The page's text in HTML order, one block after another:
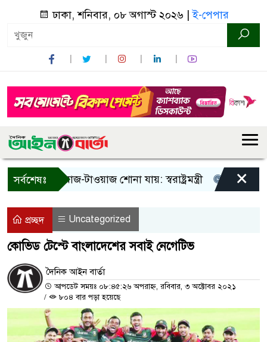
ঢাকা, শনিবার, ০৮ অগাস্ট ২০২৬ |ই-পেপার
সর্বশেষঃ
শুধু আওয়াজ-টাওয়াজ শোনা যায়: স্বরাষ্ট্রমন্ত্রী তিন দিনের
×
প্রচ্ছদ Uncategorized
কোভিড টেস্টে বাংলাদেশের সবাই নেগেটিভ
দৈনিক আইন বার্তা
আপডেট সময়ঃ ০৮:৪৫:২৬ অপরাহ্ন, রবিবার, ৩ অক্টোবর ২০২১
/
৮০৪ বার পড়া হয়েছে